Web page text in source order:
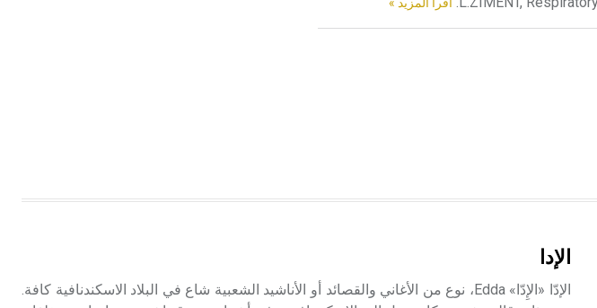
الإدا
الإدّا «الإِدّا» Edda، نوع من الأغاني والقصائد أو الأناشيد الشعبية شاع في البلاد الاسكندنافية كافة.